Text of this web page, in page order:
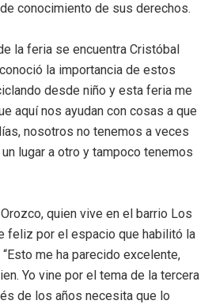
conocimiento de sus derechos.
la feria se encuentra Cristóbal
la importancia de estos
desde niño y esta feria me
aquí nos ayudan con cosas a que
nosotros no tenemos a veces
lugar a otro y tampoco tenemos
quien vive en el barrio Los
feliz por el espacio que habilitó la
me ha parecido excelente,
Yo vine por el tema de la tercera
de los años necesita que lo